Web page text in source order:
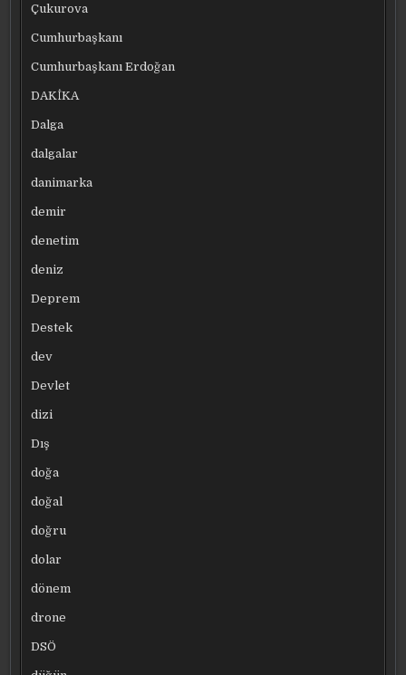
Çukurova
Cumhurbaşkanı
Cumhurbaşkanı Erdoğan
DAKİKA
Dalga
dalgalar
danimarka
demir
denetim
deniz
Deprem
Destek
dev
Devlet
dizi
Dış
doğa
doğal
doğru
dolar
dönem
drone
DSÖ